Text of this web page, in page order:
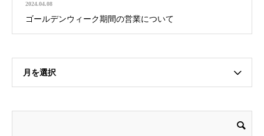
2024.04.08
ゴールデンウィーク期間の営業について
月を選択